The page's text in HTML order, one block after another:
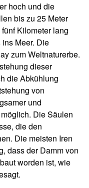
hoch und die
bis zu 25 Meter
Kilometer lang
Meer. Die
zum Weltnaturerbe.
dieser
die Abkühlung
von
und
Die Säulen
die den
Die meisten Iren
dass der Damm von
worden ist, wie